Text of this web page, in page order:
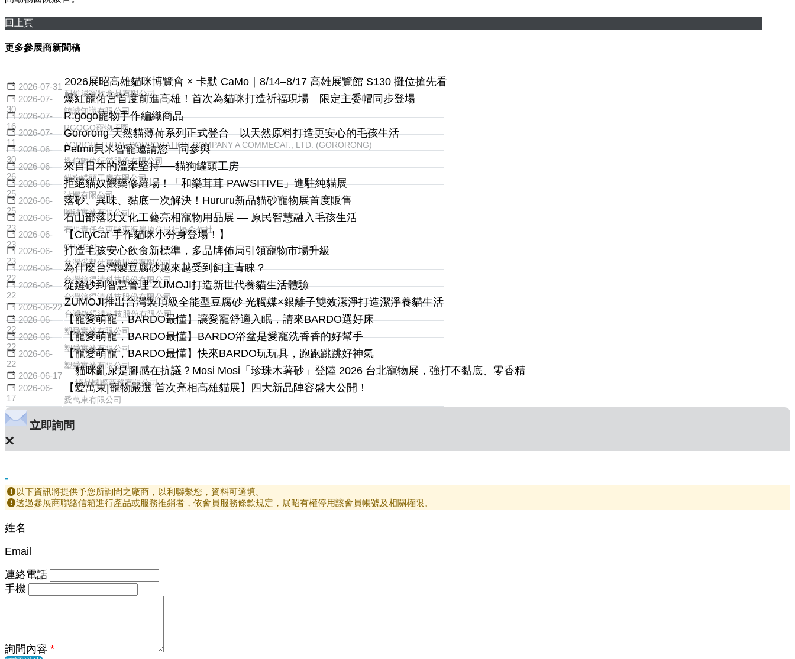
回上頁
更多參展商新聞稿
2026-07-31 2026展昭高雄貓咪博覽會 × 卡默 CaMo｜8/14–8/17 高雄展覽館 S130 攤位搶先看
耐維滋寵物食品有限公司
2026-07-
30
爆紅寵佑宮首度前進高雄！首次為貓咪打造祈福現場 限定主委帽同步登場
鯨誠知識有限公司
2026-07-
16
R.gogo寵物手作編織商品
RGOGO寵物項圈
2026-07-
11
Gororong 天然貓薄荷系列正式登台 以天然原料打造更安心的毛孩生活
AGRICULTURAL CORPORATION COMPANY A COMMECAT., LTD. (GORORONG)
2026-06-
30
Petmii貝米智寵邀請您一同參與
塔伯數位行銷股份有限公司
2026-06-
26
來自日本的溫柔堅持──貓狗罐頭工房
貓狗罐頭工房有限公司
2026-06-
25
拒絕貓奴餵藥修羅場！「和樂茸茸 PAWSITIVE」進駐純貓展
波欐有限公司
2026-06-
25
落砂、異味、黏底一次解決！Hururu新品貓砂寵物展首度販售
岡鍵實業有限公司
2026-06-
23
石山部落以文化工藝亮相寵物用品展 — 原民智慧融入毛孩生活
有限責任台東縣東海岸原住民社區合作社
2026-06-
23
【CityCat 手作貓咪小分身登場！】
CITYCAT
2026-06-
23
打造毛孩安心飲食新標準，多品牌佈局引領寵物市場升級
台灣愛邦仕實業股份有限公司
2026-06-
22
為什麼台灣製豆腐砂越來越受到飼主青睞？
台灣錄得清科技股份有限公司
2026-06-
22
從鏟砂到智慧管理 ZUMOJI打造新世代養貓生活體驗
台灣錄得清科技股份有限公司
2026-06-22 ZUMOJI推出台灣製頂級全能型豆腐砂 光觸媒×銀離子雙效潔淨打造潔淨養貓生活
台灣錄得清科技股份有限公司
2026-06-
22
【寵愛萌寵，BARDO最懂】讓愛寵舒適入眠，請來BARDO選好床
塑舜實業有限公司
2026-06-
22
【寵愛萌寵，BARDO最懂】BARDO浴盆是愛寵洗香香的好幫手
塑舜實業有限公司
2026-06-
22
【寵愛萌寵，BARDO最懂】快來BARDO玩玩具，跑跑跳跳好神氣
塑舜實業有限公司
2026-06-17 貓咪亂尿是腳感在抗議？Mosi Mosi「珍珠木薯砂」登陸 2026 台北寵物展，強打不黏底、零香精
綺品國際商務有限公司
2026-06-
17
【愛萬東|寵物嚴選 首次亮相高雄貓展】四大新品陣容盛大公開！
愛萬東有限公司
立即詢問
×
-
以下資訊將提供予您所詢問之廠商，以利聯繫您，資料可選填。
透過參展商聯絡信箱進行產品或服務推銷者，依會員服務條款規定，展昭有權停用該會員帳號及相關權限。
姓名
Email
連絡電話
手機
詢問內容 *